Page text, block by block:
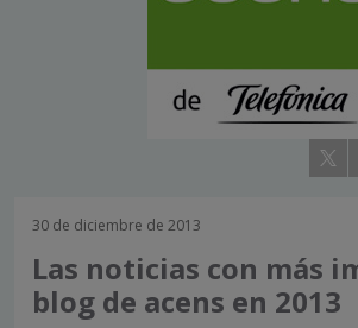
30 de diciembre de 2013
Las noticias con más
blog de acens en 2013